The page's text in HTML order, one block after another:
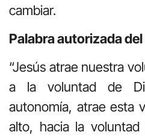
cambiar.
Palabra autorizada del
“Jesús atrae nuestra
a la voluntad de
autonomía, atrae esta
alto, hacia la